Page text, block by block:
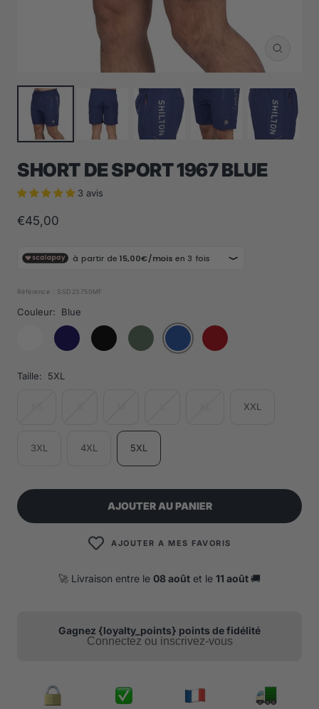
Zoom
SHORT DE SPORT 1967 BLUE
3 avis
Prix
vente
€45,00
Référence : SSD23750MF
Couleur: Blue
Taille: 5XL
XXL
3XL 4XL 5XL
AJOUTER AU PANIER
AJOUTER A MES FAVORIS
🚀 Livraison entre le 08 août et le 11 août 🚚
Gagnez {loyalty_points} points de fidélité
Connectez ou inscrivez-vous